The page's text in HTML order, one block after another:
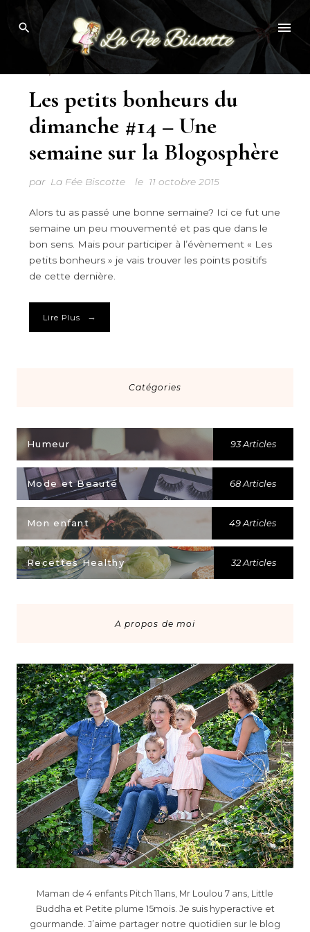
content
Browsing Tag:GOLDEN BLOG AWARD
Les petits bonheurs du dimanche
Les petits bonheurs du
dimanche #14 – Une
semaine sur la Blogosphère
par La Fée Biscotte le 11 octobre 2015
Alors tu as passé une bonne semaine? Ici ce fut une
semaine un peu mouvementé et pas que dans le
bon sens. Mais pour participer à l’évènement « Les
petits bonheurs » je vais trouver les points positifs
de cette dernière.
Lire Plus →
Catégories
Humeur 93 Articles
Mode et Beauté 68 Articles
Mon enfant 49 Articles
Recettes Healthy 32 Articles
A propos de moi
Maman de 4 enfants Pitch 11ans, Mr Loulou 7 ans, Little
Buddha et Petite plume 15mois. Je suis hyperactive et
gourmande. J’aime partager notre quotidien sur le blog